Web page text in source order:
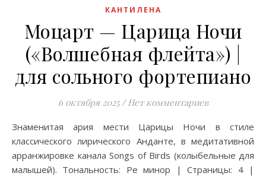
КАНТИЛЕНА
Моцарт — Царица Ночи
(«Волшебная флейта») |
для сольного фортепиано
6 октября 2025 / Нет комментариев
Знаменитая ария мести Царицы Ночи в стиле
классического лирического Анданте, в медитативной
арранжировке канала Songs of Birds (колыбельные для
малышей). Тональность: Ре минор | Страницы: 4 |